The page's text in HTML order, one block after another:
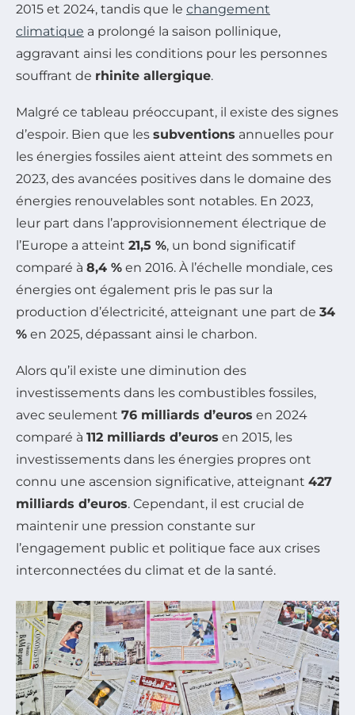
2015 et 2024, tandis que le changement
climatique a prolongé la saison pollinique,
aggravant ainsi les conditions pour les personnes
souffrant de rhinite allergique.
Malgré ce tableau préoccupant, il existe des signes
d’espoir. Bien que les subventions annuelles pour
les énergies fossiles aient atteint des sommets en
2023, des avancées positives dans le domaine des
énergies renouvelables sont notables. En 2023,
leur part dans l’approvisionnement électrique de
l’Europe a atteint 21,5 %, un bond significatif
comparé à 8,4 % en 2016. À l’échelle mondiale, ces
énergies ont également pris le pas sur la
production d’électricité, atteignant une part de 34
% en 2025, dépassant ainsi le charbon.
Alors qu’il existe une diminution des
investissements dans les combustibles fossiles,
avec seulement 76 milliards d’euros en 2024
comparé à 112 milliards d’euros en 2015, les
investissements dans les énergies propres ont
connu une ascension significative, atteignant 427
milliards d’euros. Cependant, il est crucial de
maintenir une pression constante sur
l’engagement public et politique face aux crises
interconnectées du climat et de la santé.